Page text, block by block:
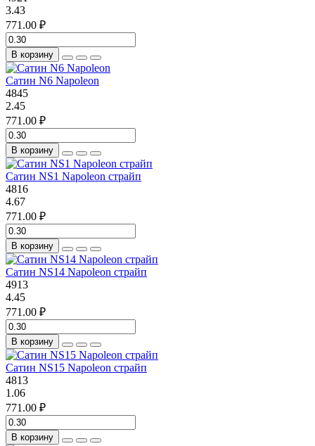
3.43
771.00 ₽
В корзину
Сатин N6 Napoleon
4845
2.45
771.00 ₽
В корзину
Сатин NS1 Napoleon страйп
4816
4.67
771.00 ₽
В корзину
Сатин NS14 Napoleon страйп
4913
4.45
771.00 ₽
В корзину
Сатин NS15 Napoleon страйп
4813
1.06
771.00 ₽
В корзину